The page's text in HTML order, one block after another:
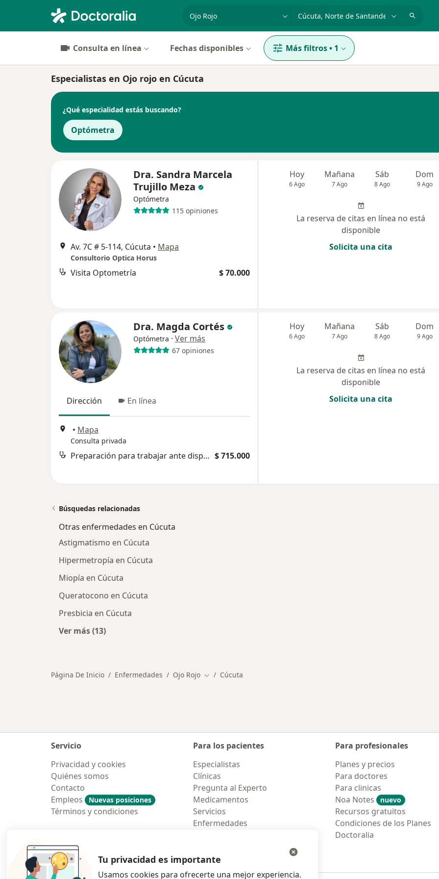
especialidad, enfermedad o nombrep. ej. Bogotá
Consulta en línea Fechas disponibles Más filtros• 1
Especialistas en Ojo rojo en Cúcuta
¿Qué especialidad estás buscando?
Optómetra
Dra. Sandra Marcela
Trujillo Meza
Optómetra
115 opiniones
Av. 7C # 5-114, Cúcuta • Mapa
Consultorio Optica Horus
Visita Optometría $ 70.000
Hoy
6 Ago
Mañana
7 Ago
Sáb
8 Ago
Dom
9 Ago
La reserva de citas en línea no está
disponible
Solicita una cita
Dra. Magda Cortés
Optómetra · Ver más
67 opiniones
Dirección En línea
• Mapa
Consulta privada
Preparación para trabajar ante dispositivos digitales, realidad virtual y metaverso $ 715.000
Hoy
6 Ago
Mañana
7 Ago
Sáb
8 Ago
Dom
9 Ago
La reserva de citas en línea no está
disponible
Solicita una cita
Búsquedas relacionadas
Otras enfermedades en Cúcuta
Astigmatismo en Cúcuta
Hipermetropía en Cúcuta
Miopía en Cúcuta
Queratocono en Cúcuta
Presbicia en Cúcuta
Ver más (13)
Página De Inicio Enfermedades Ojo Rojo Cambiar de ciudad
Cúcuta
Servicio
Privacidad y cookies
Quiénes somos
Contacto
Empleos
Nuevas posiciones
Términos y condiciones
Para los pacientes
Especialistas
Clínicas
Pregunta al Experto
Medicamentos
Servicios
Enfermedades
Para profesionales
Planes y precios
Para doctores
Para clinicas
Noa Notes
nuevo
Recursos gratuitos
Condiciones de los Planes
Doctoralia
Tu privacidad es importante
Usamos cookies para ofrecerte una mejor experiencia.